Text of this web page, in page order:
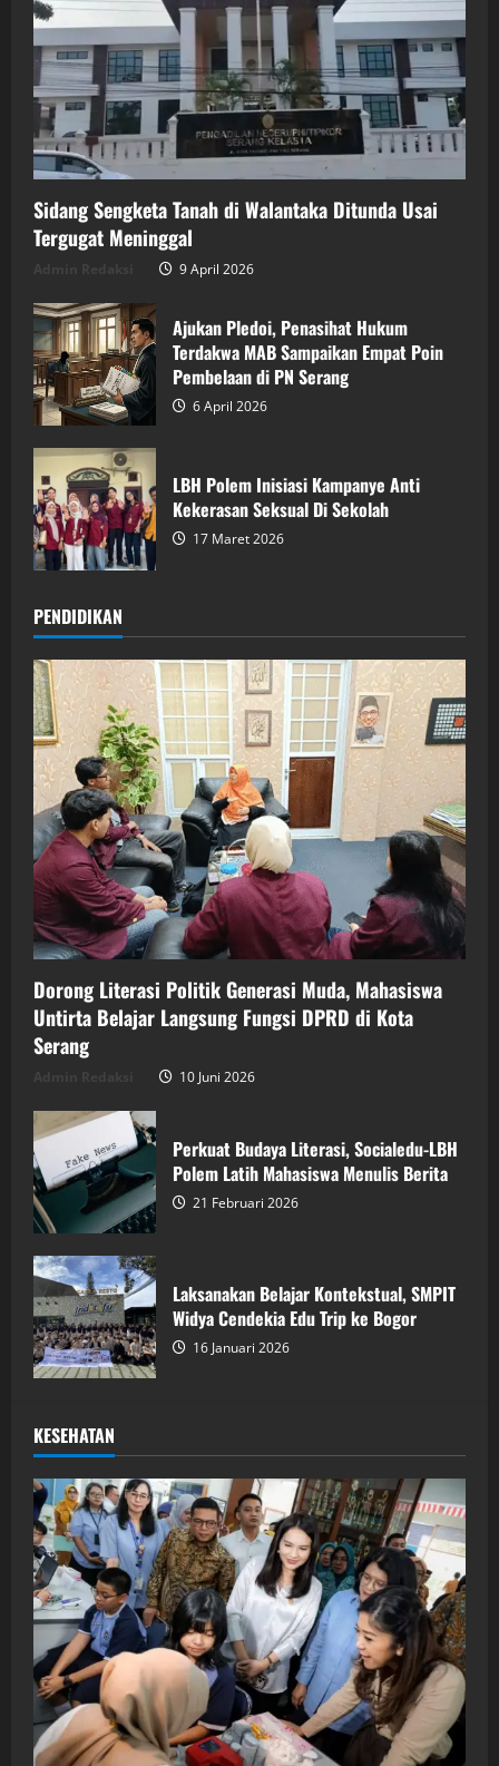
Sidang Sengketa Tanah di Walantaka Ditunda Usai
Tergugat Meninggal
9 April 2026
Ajukan Pledoi, Penasihat Hukum
Terdakwa MAB Sampaikan Empat Poin
Pembelaan di PN Serang
6 April 2026
LBH Polem Inisiasi Kampanye Anti
Kekerasan Seksual Di Sekolah
17 Maret 2026
PENDIDIKAN
Dorong Literasi Politik Generasi Muda, Mahasiswa
Untirta Belajar Langsung Fungsi DPRD di Kota
Serang
10 Juni 2026
Perkuat Budaya Literasi, Socialedu-LBH
Polem Latih Mahasiswa Menulis Berita
21 Februari 2026
Laksanakan Belajar Kontekstual, SMPIT
Widya Cendekia Edu Trip ke Bogor
16 Januari 2026
KESEHATAN